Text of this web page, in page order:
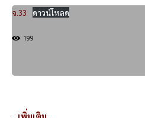
จ.33 ดาวน์โหลด
199